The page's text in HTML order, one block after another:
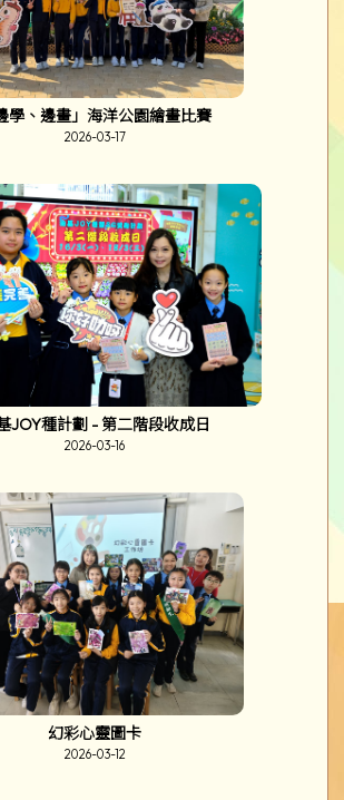
閲讀King Or Queen 頒獎禮
2026-03-25
酒精水墨畫家長工作坊
2026-03-25
崔錦棠先生到校分享
2026-03-25
福州四天文化考察交流團
2026-03-24